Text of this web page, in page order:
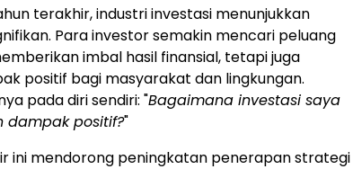
terakhir, industri investasi menunjukkan
Para investor semakin mencari peluang
imbal hasil finansial, tetapi juga
positif bagi masyarakat dan lingkungan.
pada diri sendiri: "Bagaimana investasi saya
dampak positif?"
ini mendorong peningkatan penerapan strategi